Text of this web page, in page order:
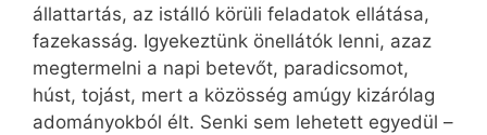
állattartás, az istálló körüli feladatok ellátása,
fazekasság. Igyekeztünk önellátók lenni, azaz
megtermelni a napi betevőt, paradicsomot,
húst, tojást, mert a közösség amúgy kizárólag
adományokból élt. Senki sem lehetett egyedül –